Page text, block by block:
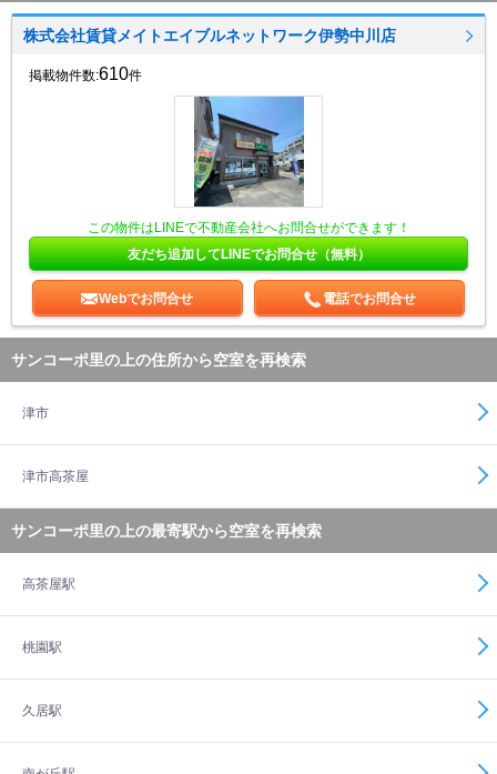
株式会社賃貸メイトエイブルネットワーク伊勢中川店
掲載物件数:610件
この物件はLINEで不動産会社へお問合せができます！
友だち追加してLINEでお問合せ（無料）
Webでお問合せ 電話でお問合せ
サンコーポ里の上の住所から空室を再検索
津市
津市高茶屋
サンコーポ里の上の最寄駅から空室を再検索
高茶屋駅
桃園駅
久居駅